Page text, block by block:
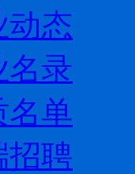
动态
名录
名单
招聘